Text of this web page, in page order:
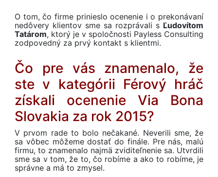
O tom, čo firme prinieslo ocenenie i o prekonávaní
nedôvery klientov sme sa rozprávali s Ľudovítom
Tatárom, ktorý je v spoločnosti Payless Consulting
zodpovedný za prvý kontakt s klientmi.
Čo pre vás znamenalo, že
ste v kategórii Férový hráč
získali ocenenie Via Bona
Slovakia za rok 2015?
V prvom rade to bolo nečakané. Neverili sme, že
sa vôbec môžeme dostať do finále. Pre nás, malú
firmu, to znamenalo najmä zviditeľnenie sa. Utvrdili
sme sa v tom, že to, čo robíme a ako to robíme, je
správne a má to zmysel.